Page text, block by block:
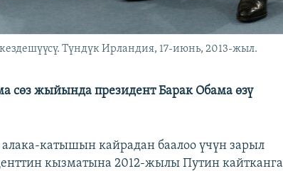
Түндүк Ирландия, 17-июнь, 2013-жыл.
сөз жыйында президент Барак Обама өзү
катышын кайрадан баалоо үчүн зарыл
кызматына 2012-жылы Путин кайтканга